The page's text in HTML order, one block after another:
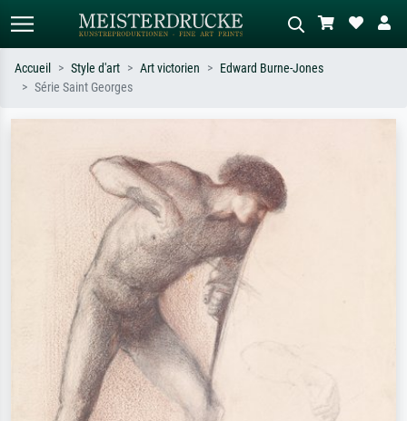
impressionnisme, vague de Hokusai,
nu.
abstrait avec beaucoup de rouge,
tableau sombre, nu debout près d'un
Accueil Style d'art Art victorien
Edward Burne-Jones
Série Saint Georges